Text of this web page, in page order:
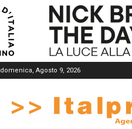
domenica, Agosto 9, 2026